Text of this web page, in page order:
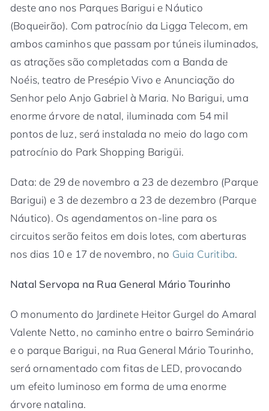
deste ano nos Parques Barigui e Náutico
(Boqueirão). Com patrocínio da Ligga Telecom, em
ambos caminhos que passam por túneis iluminados,
as atrações são completadas com a Banda de
Noéis, teatro de Presépio Vivo e Anunciação do
Senhor pelo Anjo Gabriel à Maria. No Barigui, uma
enorme árvore de natal, iluminada com 54 mil
pontos de luz, será instalada no meio do lago com
patrocínio do Park Shopping Barigüi.
Data: de 29 de novembro a 23 de dezembro (Parque
Barigui) e 3 de dezembro a 23 de dezembro (Parque
Náutico). Os agendamentos on-line para os
circuitos serão feitos em dois lotes, com aberturas
nos dias 10 e 17 de novembro, no Guia Curitiba.
Natal Servopa na Rua General Mário Tourinho
O monumento do Jardinete Heitor Gurgel do Amaral
Valente Netto, no caminho entre o bairro Seminário
e o parque Barigui, na Rua General Mário Tourinho,
será ornamentado com fitas de LED, provocando
um efeito luminoso em forma de uma enorme
árvore natalina.